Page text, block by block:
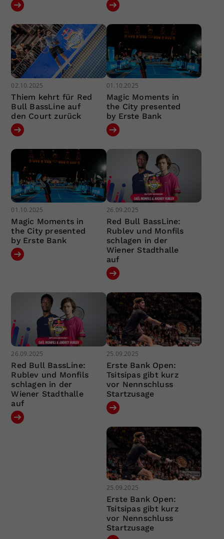
02.10.2025
Thiem kehrt für Red
Bull BassLine auf
den Court zurück
01.10.2025
Magic Moments in
the City presented
by Erste Bank
01.10.2025
Magic Moments in
the City presented
by Erste Bank
26.09.2025
Red Bull BassLine:
Rublev und Monfils
schlagen in der
Wiener Stadthalle
auf
26.09.2025
Red Bull BassLine:
Rublev und Monfils
schlagen in der
Wiener Stadthalle
auf
25.09.2025
Erste Bank Open:
Tsitsipas gibt kurz
vor Nennschluss
Startzusage
25.09.2025
Erste Bank Open:
Tsitsipas gibt kurz
vor Nennschluss
Startzusage